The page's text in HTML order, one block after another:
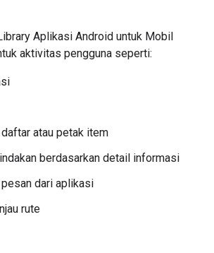
Aplikasi Android untuk Mobil
aktivitas pengguna seperti:
atau petak item
berdasarkan detail informasi
dari aplikasi
rute